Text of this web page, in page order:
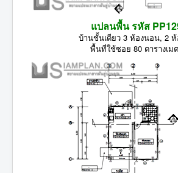
แปลนพื้น รหัส
บ้านชั้นเดียว 3 ห้องนอน, 2 ห้
พื้นที่ใช้ซอย 80 ตารางเม